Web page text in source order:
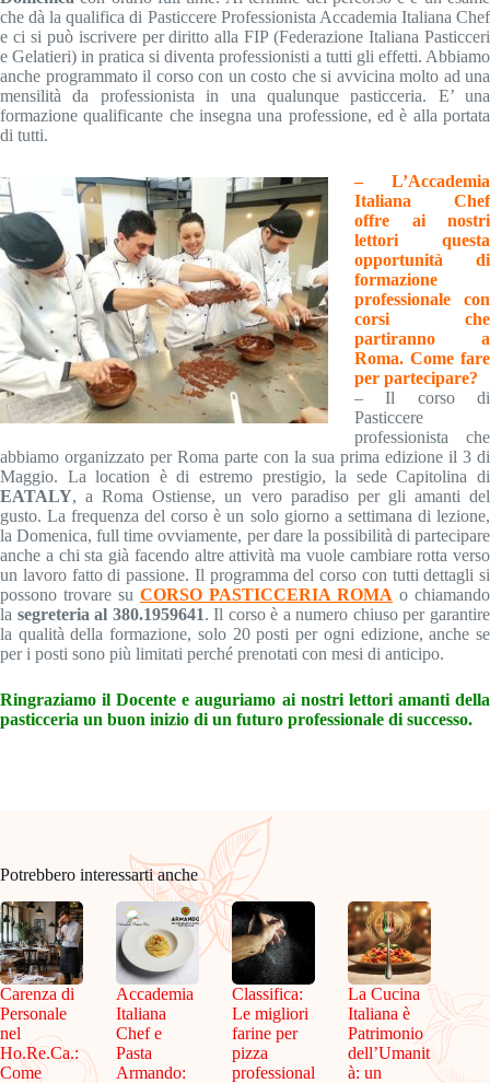
che dà la qualifica di Pasticcere Professionista Accademia Italiana Chef
e ci si può iscrivere per diritto alla FIP (Federazione Italiana Pasticceri
e Gelatieri) in pratica si diventa professionisti a tutti gli effetti. Abbiamo
anche programmato il corso con un costo che si avvicina molto ad una
mensilità da professionista in una qualunque pasticceria. E’ una
formazione qualificante che insegna una professione, ed è alla portata
di tutti.
– L’Accademia
Italiana Chef
offre ai nostri
lettori questa
opportunità di
formazione
professionale con
corsi che
partiranno a
Roma. Come fare
per partecipare?
– Il corso di
Pasticcere
professionista che
abbiamo organizzato per Roma parte con la sua prima edizione il 3 di
Maggio. La location è di estremo prestigio, la sede Capitolina di
EATALY, a Roma Ostiense, un vero paradiso per gli amanti del
gusto. La frequenza del corso è un solo giorno a settimana di lezione,
la Domenica, full time ovviamente, per dare la possibilità di partecipare
anche a chi sta già facendo altre attività ma vuole cambiare rotta verso
un lavoro fatto di passione. Il programma del corso con tutti dettagli si
possono trovare su CORSO PASTICCERIA ROMA o chiamando
la segreteria al 380.1959641. Il corso è a numero chiuso per garantire
la qualità della formazione, solo 20 posti per ogni edizione, anche se
per i posti sono più limitati perché prenotati con mesi di anticipo.
Ringraziamo il Docente e auguriamo ai nostri lettori amanti della
pasticceria un buon inizio di un futuro professionale di successo.
Potrebbero interessarti anche
Carenza di
Personale
nel
Ho.Re.Ca.:
Come
Accademia
Italiana
Chef e
Pasta
Armando:
Classifica:
Le migliori
farine per
pizza
professional
La Cucina
Italiana è
Patrimonio
dell’Umanit
à: un